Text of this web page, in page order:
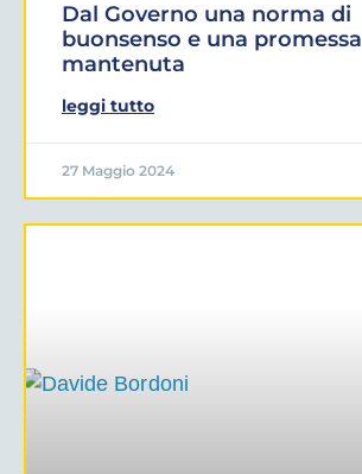
Dal Governo una norma di
buonsenso e una promessa
mantenuta
leggi tutto
27 Maggio 2024